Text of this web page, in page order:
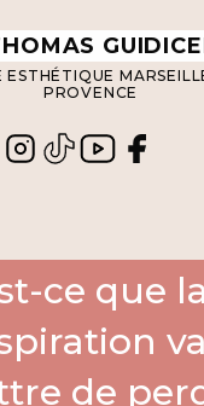
ESTHÉTIQUE
PROVENCE
ce que la
de